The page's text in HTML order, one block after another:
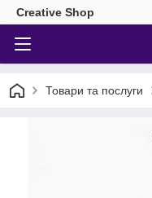
Creative Shop
Товари та послуги